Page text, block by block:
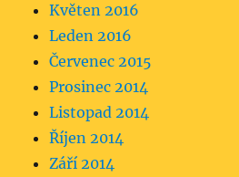
Květen 2016
Leden 2016
Červenec 2015
Prosinec 2014
Listopad 2014
Říjen 2014
Září 2014